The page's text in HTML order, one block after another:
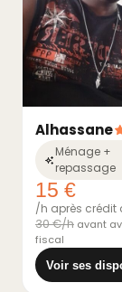
Alhassane
Ménage +
repassage
15 €
/h après crédit
30 €/h avant
fiscal
Voir ses